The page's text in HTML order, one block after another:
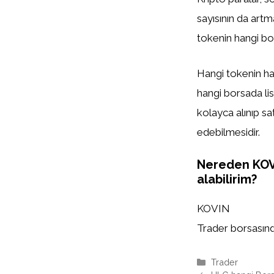
sayısının da
tokenin hangi
Hangi tokenin
hangi borsada
kolayca alınıp
edebilmesidir.
Nereden
alabilirim?
KOVIN
Trader
Kategoriler
Trader